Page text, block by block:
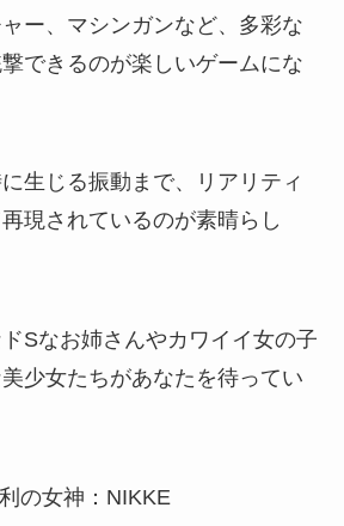
ー、マシンガンなど、 多彩な
できるのが楽しいゲームにな
生じる振動まで、リアリティ
現されているのが素晴らし
Sなお姉さんやカワイイ女の子
少女たちがあなたを待ってい
の女神：NIKKE